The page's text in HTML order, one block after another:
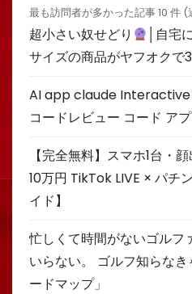
最も訪問者が多かった記事 10 件
超小さい奴せどり
│自
サイズの商品がヤフオクで
AI app claude
コードレビュー コード アプ
【完全無料】スマホ1台・
10万円 TikTok LIVE × パチ
イド】
忙しくて時間がないゴルフ
いらない。 ゴルフ知らな
ードマップ」